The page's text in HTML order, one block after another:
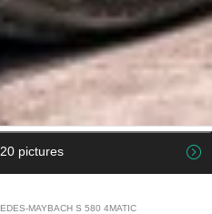
20 pictures
MAYBACH S 580 4MATIC